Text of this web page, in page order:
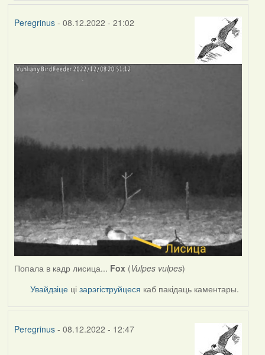
Peregrinus- 08.12.2022 - 21:02
Попала в кадр лисица... Fox(Vulpes vulpes)
Увайдзіце цізарэгіструйцеся каб пакідаць каментары.
Peregrinus- 08.12.2022 - 12:47